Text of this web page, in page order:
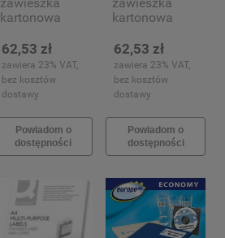
kartonowa
50x50mm, 10
arkuszy (150)
62,53 zł
zawiera 23% VAT,
bez kosztów
dostawy
Powiadom o
dostępności
kartonowa
60mm, 10
arkuszy (120)
62,53 zł
zawiera 23% VAT,
bez kosztów
dostawy
Powiadom o
dostępności